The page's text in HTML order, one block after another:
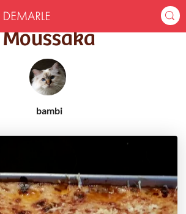
Moussaka
Moussaka
bambi